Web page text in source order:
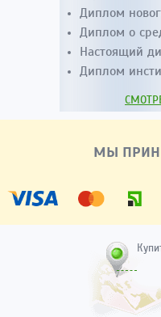
Диплом
Диплом о
Настоящий
Диплом
МЫ